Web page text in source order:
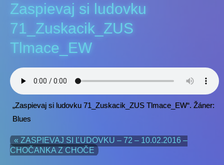
Zaspievaj si ludovku
71_Zuskacik_ZUS
Tlmace_EW
„Zaspievaj si ludovku 71_Zuskacik_ZUS Tlmace_EW“. Žáner:
Blues
« ZASPIEVAJ SI ĽUDOVKU – 72 – 10.02.2016 –
CHOČANKA Z CHOČE